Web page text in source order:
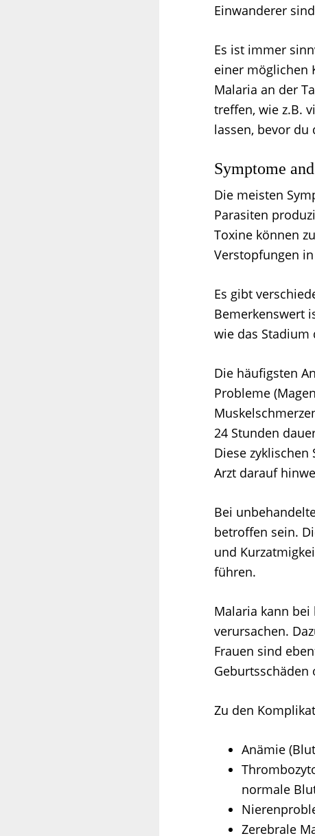
Einwanderer
Es ist immer
einer möglichen
Malaria an der
treffen, wie z.B.
lassen, bevor du
Symptome
Die meisten
Parasiten
Toxine können
Verstopfungen
Es gibt
Bemerkenswert
wie das Stadium
Die häufigsten
Probleme
24 Stunden
Diese
Arzt darauf
Bei
betroffen sein.
und
führen.
Malaria kann
verursachen.
Frauen sind
Zu den
Anämie
normale
Zerebrale